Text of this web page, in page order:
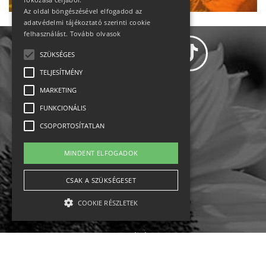
Állásajánlatok
Impresszum-kapcsolat
Jogi nyilatkozat
English
Az oldal böngészésével elfogadod az
adatvédelmi tájékoztató szerinti cookie
felhasználást. Tovább olvasok
SZÜKSÉGES
TELJESÍTMÉNY
MARKETING
FUNKCIONÁLIS
CSOPORTOSÍTATLAN
MINDENT ELFOGADOK
CSAK A SZÜKSÉGESET
COOKIE RÉSZLETEK